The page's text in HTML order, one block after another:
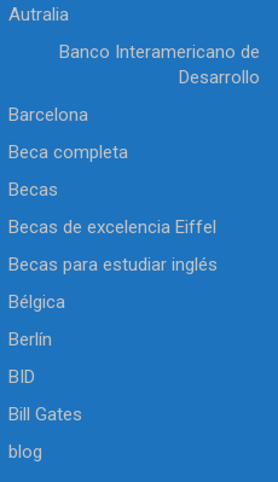
Autralia
Banco Interamericano de
Desarrollo
Barcelona
Beca completa
Becas
Becas de excelencia Eiffel
Becas para estudiar inglés
Bélgica
Berlín
BID
Bill Gates
blog